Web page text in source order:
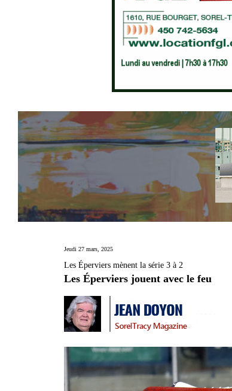
Jeudi 27 mars, 2025
Les Éperviers mènent la série 3 à 2
Les Éperviers jouent avec le feu